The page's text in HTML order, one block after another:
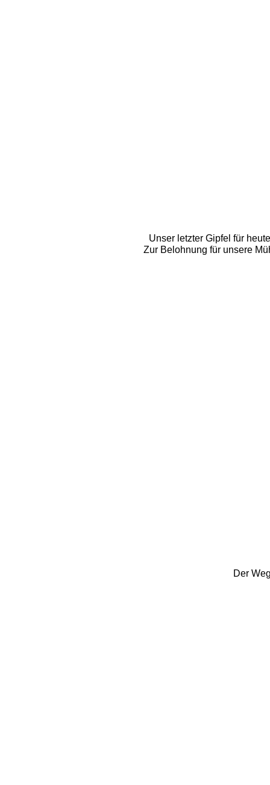
Unser letzter Gipfel für
Zur Belohnung für unsere
Der